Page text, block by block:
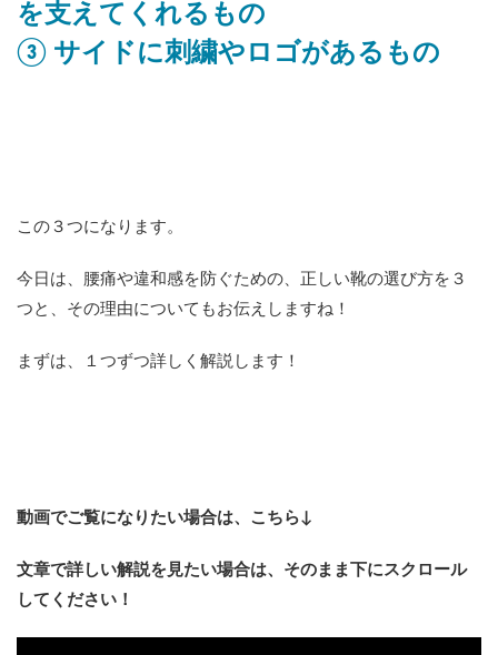
を支えてくれるもの
③ サイドに刺繍やロゴがあるもの
この３つになります。
今日は、腰痛や違和感を防ぐための、正しい靴の選び方を３
つと、その理由についてもお伝えしますね！
まずは、１つずつ詳しく解説します！
動画でご覧になりたい場合は、こちら↓
文章で詳しい解説を見たい場合は、そのまま下にスクロール
してください！